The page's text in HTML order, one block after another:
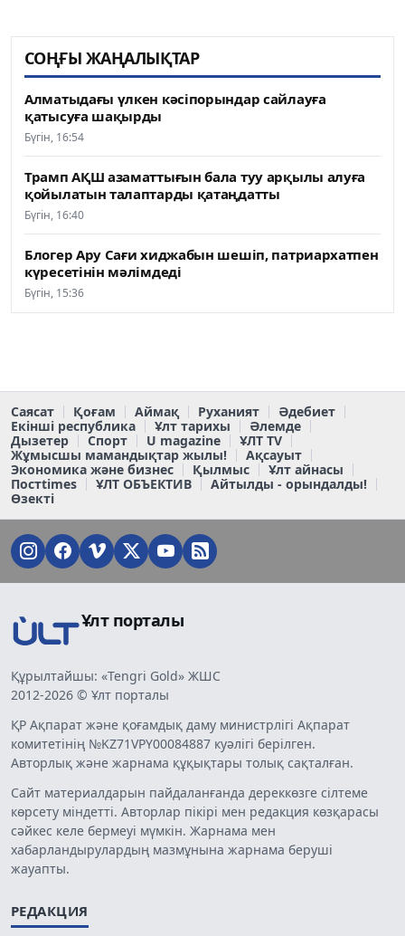
СОҢҒЫ ЖАҢАЛЫҚТАР
Алматыдағы үлкен кәсіпорындар сайлауға
қатысуға шақырды
Бүгін, 16:54
Трамп АҚШ азаматтығын бала туу арқылы алуға
қойылатын талаптарды қатаңдатты
Бүгін, 16:40
Блогер Ару Сағи хиджабын шешіп, патриархатпен
күресетінін мәлімдеді
Бүгін, 15:36
Саясат Қоғам Аймақ Руханият
Әдебиет
Екінші республика
Ұлт тарихы
Әлемде
Дызетер
Спорт U magazine
ҰЛТ TV
Жұмысшы мамандықтар жылы!
Ақсауыт
Экономика және бизнес
Қылмыс
Ұлт айнасы
Постtimes
ҰЛТ ОБЪЕКТИВ
Айтылды - орындалды!
Өзекті
Ұлт порталы
Құрылтайшы: «Tengri Gold» ЖШС
2012-2026 © Ұлт порталы
ҚР Ақпарат және қоғамдық даму министрлігі Ақпарат
комитетінің №KZ71VPY00084887 куәлігі берілген.
Авторлық және жарнама құқықтары толық сақталған.
Сайт материалдарын пайдаланғанда дереккөзге сілтеме
көрсету міндетті. Авторлар пікірі мен редакция көзқарасы
сәйкес келе бермеуі мүмкін. Жарнама мен
хабарландырулардың мазмұнына жарнама беруші
жауапты.
РЕДАКЦИЯ